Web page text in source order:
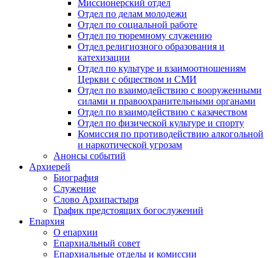
Миссионерский отдел
Отдел по делам молодежи
Отдел по социальной работе
Отдел по тюремному служению
Отдел религиозного образования и
катехизации
Отдел по культуре и взаимоотношениям
Церкви с обществом и СМИ
Отдел по взаимодействию с вооруженными
силами и правоохранительными органами
Отдел по взаимодействию с казачеством
Отдел по физической культуре и спорту
Комиссия по противодействию алкогольной
и наркотической угрозам
Анонсы событий
Архиерей
Биография
Служение
Слово Архипастыря
График предстоящих богослужений
Епархия
О епархии
Епархиальный совет
Епархиальные отделы и комиссии